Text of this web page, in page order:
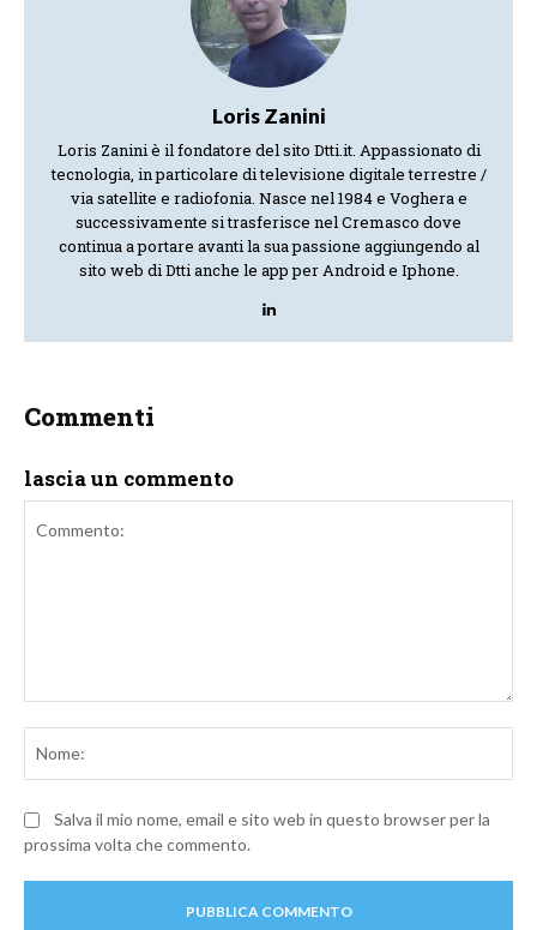
Loris Zanini
Loris Zanini è il fondatore del sito Dtti.it. Appassionato di
tecnologia, in particolare di televisione digitale terrestre /
via satellite e radiofonia. Nasce nel 1984 e Voghera e
successivamente si trasferisce nel Cremasco dove
continua a portare avanti la sua passione aggiungendo al
sito web di Dtti anche le app per Android e Iphone.
Commenti
lascia un commento
Salva il mio nome, email e sito web in questo browser per la
prossima volta che commento.